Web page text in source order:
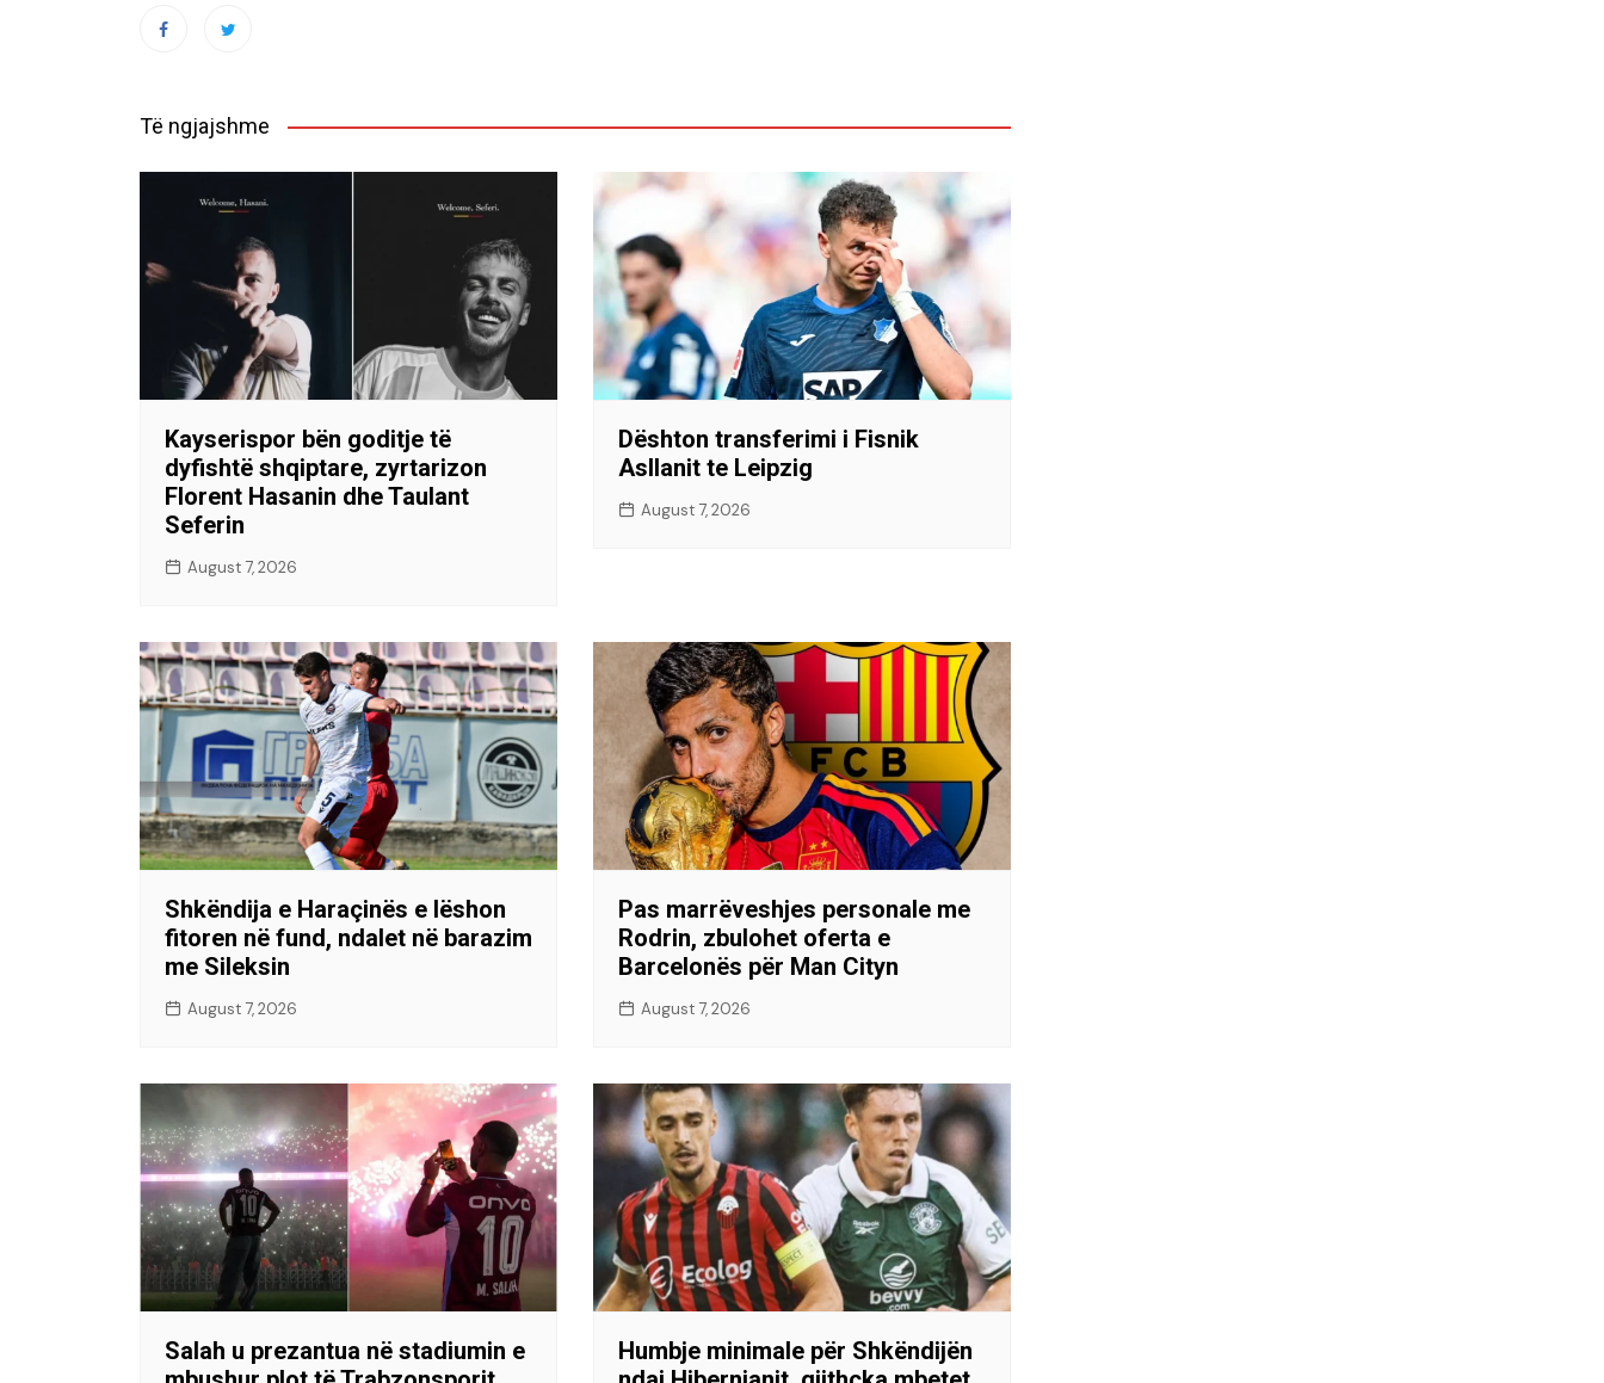
Të ngjajshme
Kayserispor bën goditje të
dyfishtë shqiptare, zyrtarizon
Florent Hasanin dhe Taulant
Seferin
August 7, 2026
Dështon transferimi i Fisnik
Asllanit te Leipzig
August 7, 2026
Shkëndija e Haraçinës e lëshon
fitoren në fund, ndalet në barazim
me Sileksin
August 7, 2026
Pas marrëveshjes personale me
Rodrin, zbulohet oferta e
Barcelonës për Man Cityn
August 7, 2026
Salah u prezantua në stadiumin e
Humbje minimale për Shkëndijën